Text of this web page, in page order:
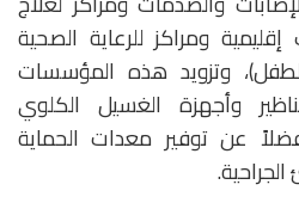
ومراكز للرعاية الصحية
وتزويد هذه المؤسسات
وأجهزة الغسيل الكلوي
عن توفير معدات الحماية